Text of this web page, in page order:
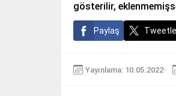
gösterilir,
Paylaş Tweetle
Yayınlama: 10.05.2022